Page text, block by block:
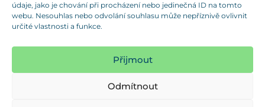
údaje, jako je chování při procházení nebo jedinečná ID na tomto
webu. Nesouhlas nebo odvolání souhlasu může nepříznivě ovlivnit
určité vlastnosti a funkce.
Přijmout
Odmítnout
info@dualpraha.cz +420 725 802 767
(platba pouze v hotovosti)
Jsme tu pro vás Pondělí-Čtvrtek od: 7:30 - 15:30 hodin